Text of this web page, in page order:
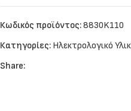
Κωδικός προϊόντος:8830K110
Κατηγορίες: Ηλεκτρολογικό
Share: